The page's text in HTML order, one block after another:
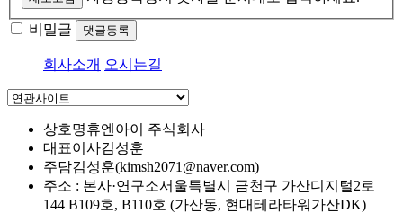
비밀글 댓글등록
회사소개 오시는길
상호명휴엔아이 주식회사
대표이사김성훈
주담김성훈(kimsh2071@naver.com)
주소 : 본사·연구소서울특별시 금천구 가산디지털2로
144 B109호, B110호 (가산동, 현대테라타워가산DK)